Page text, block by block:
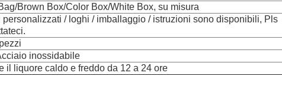
Brown Box/Color Box/White Box, su misura
personalizzati / loghi / imballaggio / istruzioni sono disponibili, Pls
inossidabile
il liquore caldo e freddo da 12 a 24 ore